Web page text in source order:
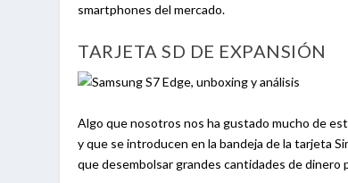
smartphones del mercado.
TARJETA SD DE EXPANSIÓN
Algo que nosotros nos ha gustado mucho de
y que se introducen en la bandeja de la tarjeta
que desembolsar grandes cantidades de